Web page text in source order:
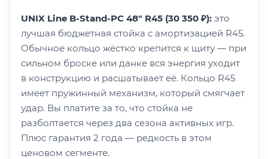
UNIX Line B-Stand-PC 48" R45 (30 350 ₽): это
лучшая бюджетная стойка с амортизацией R45.
Обычное кольцо жёстко крепится к щиту — при
сильном броске или данке вся энергия уходит
в конструкцию и расшатывает её. Кольцо R45
имеет пружинный механизм, который смягчает
удар. Вы платите за то, что стойка не
разболтается через два сезона активных игр.
Плюс гарантия 2 года — редкость в этом
ценовом сегменте.